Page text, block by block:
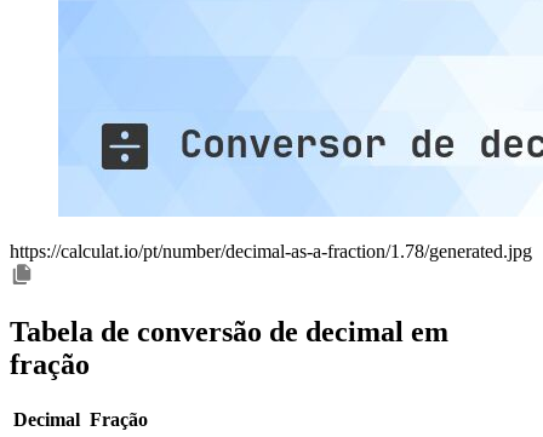
https://calculat.io/pt/number/decimal-as-a-fraction/1.78/generated.jpg
Tabela de conversão de decimal em
fração
Decimal Fração